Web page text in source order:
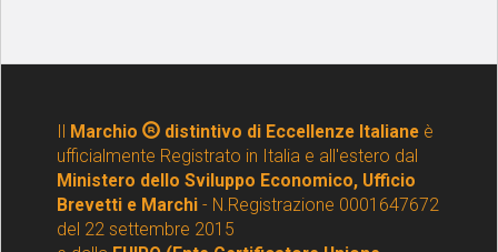
Marchio distintivo di Eccellenze Italianeè
ufficialmente Registrato in Italia e all'estero dal
Ministero dello Sviluppo Economico, Ufficio
Brevetti e Marchi - N.Registrazione 0001647672
del 22 settembre 2015